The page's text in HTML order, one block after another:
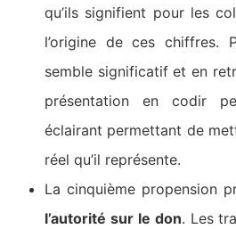
qu’ils signifient pour les
l’origine de ces chiffres.
semble significatif et en
présentation en codir
éclairant permettant de
réel qu’il représente.
La cinquième propension
l’autorité sur le don. Les